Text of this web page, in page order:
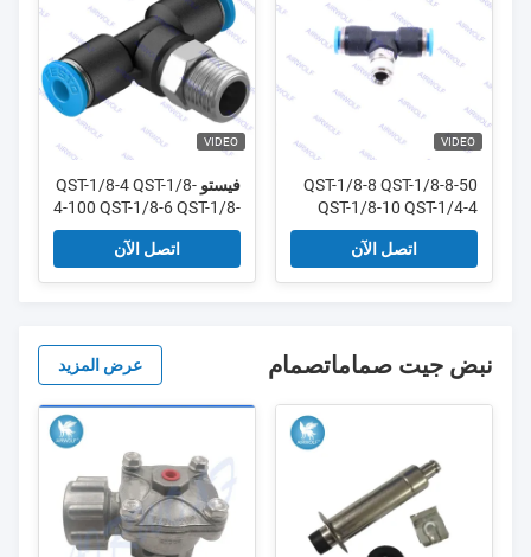
VIDEO
QST-1/8-8 QST-1/8-8-50
QST-1/8-10 QST-1/4-4
سلسلة Festo QST
اتصل الآن
VIDEO
فيستو QST-1/8-4 QST-1/8-
4-100 QST-1/8-6 QST-1/8-
6-100 سلسلة QST
اتصل الآن
نبض جيت صماماتصمام عرض المزيد